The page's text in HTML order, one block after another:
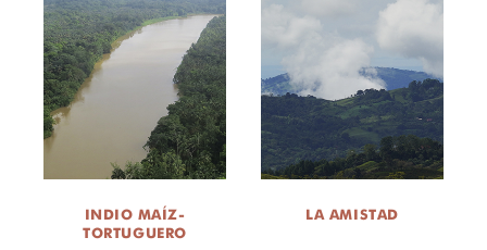
INDIO MAÍZ-
TORTUGUERO
LA AMISTAD